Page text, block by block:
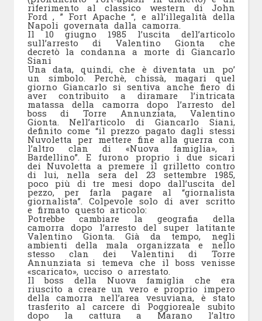
riferimento al classico western di John
Ford , ” Fort Apache “, e all’illegalità della
Napoli governata dalla camorra.
Il 10 giugno 1985 l’uscita dell’articolo
sull’arresto di Valentino Gionta che
decretò la condanna a morte di Giancarlo
Siani
Una data, quindi, che è diventata un po’
un simbolo. Perchè, chissà, magari quel
giorno Giancarlo si sentiva anche fiero di
aver contribuito a diramare l’intricata
matassa della camorra dopo l’arresto del
boss di Torre Annunziata, Valentino
Gionta. Nell’articolo di Giancarlo Siani,
definito come “il prezzo pagato dagli stessi
Nuvoletta per mettere fine alla guerra con
l’altro clan di «Nuova famiglia», i
Bardellino”. E furono proprio i due sicari
dei Nuvoletta a premere il grilletto contro
di lui, nella sera del 23 settembre 1985,
poco più di tre mesi dopo dall’uscita del
pezzo, per farla pagare al “giornalista
giornalista”. Colpevole solo di aver scritto
e firmato questo articolo:
Potrebbe cambiare la geografia della
camorra dopo l’arresto del super latitante
Valentino Gionta. Già da tempo, negli
ambienti della mala organizzata e nello
stesso clan dei Valentini di Torre
Annunziata si temeva che il boss venisse
«scaricato», ucciso o arrestato.
Il boss della Nuova famiglia che era
riuscito a creare un vero e proprio impero
della camorra nell’area vesuviana, è stato
trasferito al carcere di Poggioreale subito
dopo la cattura a Marano l’altro